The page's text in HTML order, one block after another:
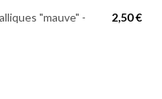
"mauve" -
2,50 €